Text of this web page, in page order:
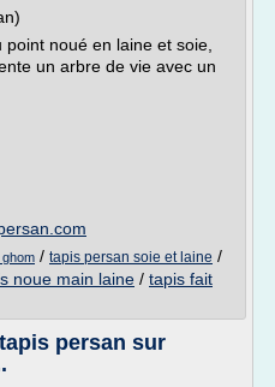
noué en laine et soie,
un arbre de vie avec un
/ tapis persan soie et laine /
noue main laine / tapis fait
persan sur